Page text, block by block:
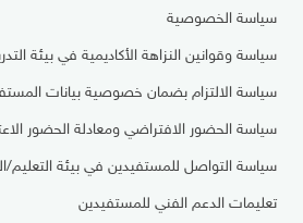
سياسة الخصوصية
سياسة وقوانين النزاهة الأكاديمية في بيئة
سياسة الالتزام بضمان خصوصية بيانات
سياسة الحضور الافتراضي ومعادلة الحضور
سياسة التواصل للمستفيدين في بيئة التعليم/
تعليمات الدعم الفني للمستفيدين